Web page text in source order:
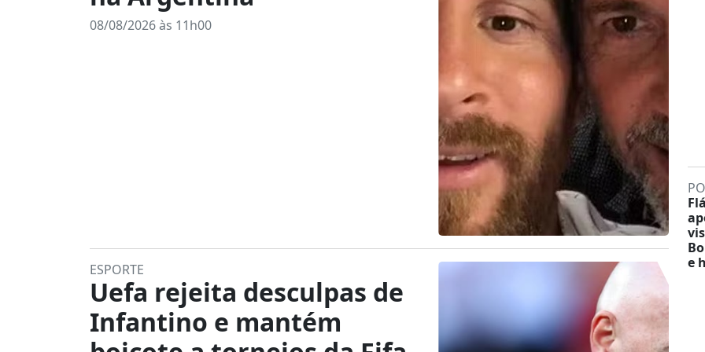
08/08/2026 às 11h00
ESPORTE
Uefa rejeita desculpas de
Infantino e mantém
e